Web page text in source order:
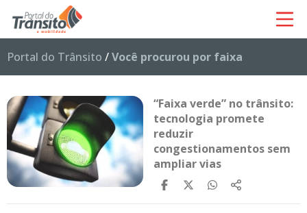
Portal do Trânsito /Você procurou por faixa
“Faixa verde” no trânsito:
tecnologia promete
reduzir
congestionamentos sem
ampliar vias